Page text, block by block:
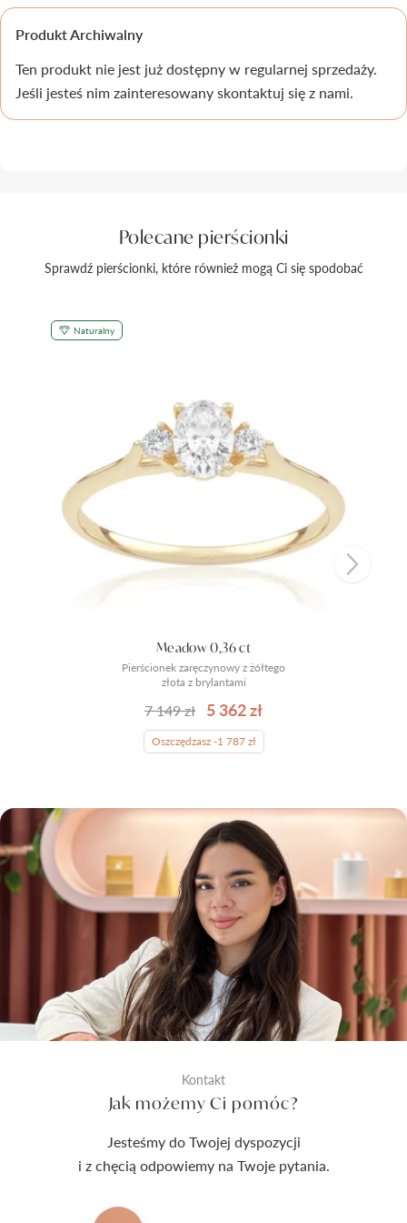
Produkt Archiwalny
Ten produkt nie jest już dostępny w regularnej sprzedaży.
Jeśli jesteś nim zainteresowany skontaktuj się z nami.
Polecane pierścionki
Sprawdź pierścionki, które również mogą Ci się spodobać
Naturalny
Pierścionek zaręczynowy z żółtego
złota z brylantami
Meadow 0,36 ct
7 149 zł 5 362 zł
Oszczędzasz -1 787 zł
Kontakt
Jak możemy Ci pomóc?
Jesteśmy do Twojej dyspozycji
i z chęcią odpowiemy na Twoje pytania.